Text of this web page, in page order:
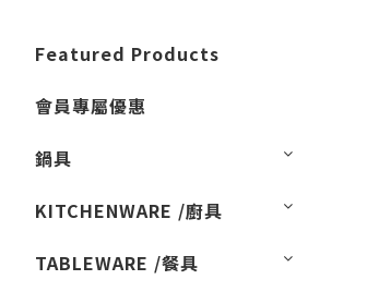
Featured Products
會員專屬優惠
鍋具
KITCHENWARE /廚具
TABLEWARE /餐具